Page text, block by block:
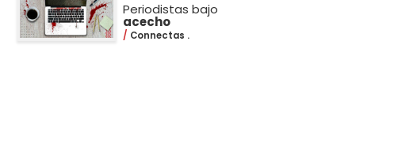
Periodistas bajo
acecho
Connectas .